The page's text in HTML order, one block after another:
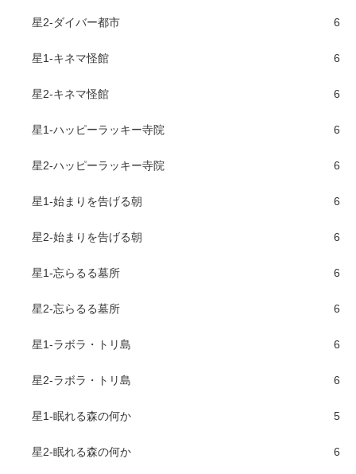
星2-ダイバー都市 6
星1-キネマ怪館 6
星2-キネマ怪館 6
星1-ハッピーラッキー寺院 6
星2-ハッピーラッキー寺院 6
星1-始まりを告げる朝 6
星2-始まりを告げる朝 6
星1-忘らるる墓所 6
星2-忘らるる墓所 6
星1-ラボラ・トリ島 6
星2-ラボラ・トリ島 6
星1-眠れる森の何か 5
星2-眠れる森の何か 6